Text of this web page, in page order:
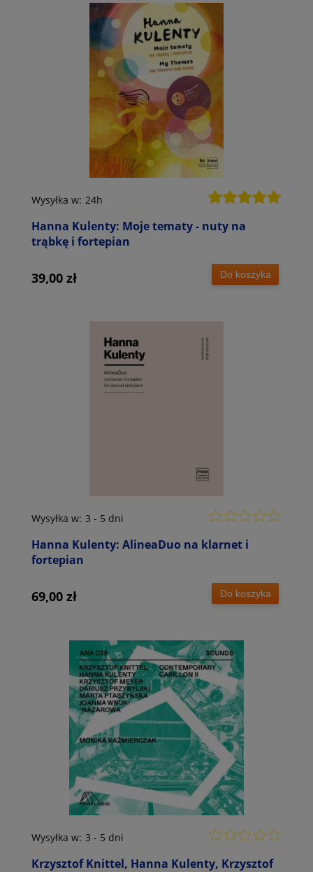
Hanna Kulenty: Moje tematy - nuty na
trąbkę i fortepian
Wysyłka w: 24h
39,00 zł Do koszyka
Hanna Kulenty: AlineaDuo na klarnet i
fortepian
Wysyłka w: 3 - 5 dni
69,00 zł Do koszyka
Krzysztof Knittel, Hanna Kulenty, Krzysztof
Wysyłka w: 3 - 5 dni